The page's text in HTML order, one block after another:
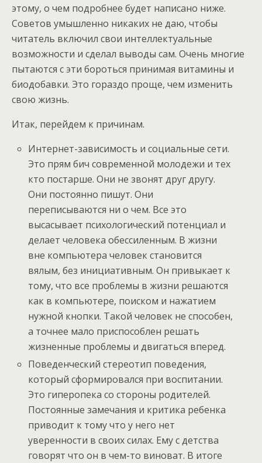
этому, о чем подробнее будет написано ниже.
Советов умышленно никаких не даю, чтобы
читатель включил свои интеллектуальные
возможности и сделал выводы сам. Очень многие
пытаются с эти бороться принимая витамины и
биодобавки. Это гораздо проще, чем изменить
свою жизнь.
Итак, перейдем к причинам.
Интернет-зависимость и социальные сети.
Это прям бич современной молодежи и тех
кто постарше. Они не звонят друг другу.
Они постоянно пишут. Они
переписываются ни о чем. Все это
высасывает психологический потенциал и
делает человека обессиленным. В жизни
вне компьютера человек становится
вялым, без инициативным. Он привыкает к
тому, что все проблемы в жизни решаются
как в компьютере, поиском и нажатием
нужной кнопки. Такой человек не способен,
а точнее мало приспособлен решать
жизненные проблемы и двигаться вперед.
Поведенческий стереотип поведения,
который сформировался при воспитании.
Это гиперопека со стороны родителей.
Постоянные замечания и критика ребенка
приводит к тому что у него нет
уверенности в своих силах. Ему с детства
говорят что он в чем-то виноват. В итоге